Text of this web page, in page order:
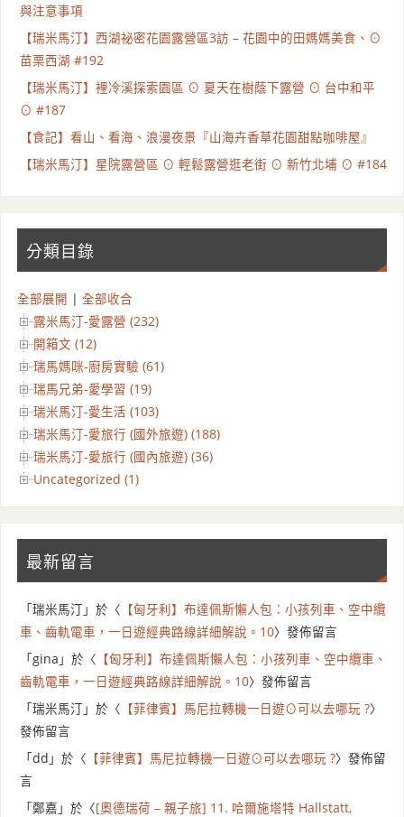
與注意事項
【瑞米馬汀】西湖祕密花園露營區3訪 – 花園中的田媽媽美食、⊙
苗栗西湖 #192
【瑞米馬汀】裡冷溪探索園區 ⊙ 夏天在樹蔭下露營 ⊙ 台中和平
⊙ #187
【食記】看山、看海、浪漫夜景『山海卉香草花園甜點咖啡屋』
【瑞米馬汀】星院露營區 ⊙ 輕鬆露營逛老街 ⊙ 新竹北埔 ⊙ #184
分類目錄
全部展開 | 全部收合
露米馬汀-愛露營 (232)
開箱文 (12)
瑞馬媽咪-廚房實驗 (61)
瑞馬兄弟-愛學習 (19)
瑞米馬汀-愛生活 (103)
瑞米馬汀-愛旅行 (國外旅遊) (188)
瑞米馬汀-愛旅行 (國內旅遊) (36)
Uncategorized (1)
最新留言
「瑞米馬汀 」於〈 【匈牙利】布達佩斯懶人包：小孩列車、空中纜
車、齒軌電車，一日遊經典路線詳細解說。10〉發佈留言
「gina 」於〈 【匈牙利】布達佩斯懶人包：小孩列車、空中纜車、
齒軌電車，一日遊經典路線詳細解說。10〉發佈留言
「瑞米馬汀 」於〈 【菲律賓】馬尼拉轉機一日遊⊙可以去哪玩 ?〉
發佈留言
「dd 」於〈 【菲律賓】馬尼拉轉機一日遊⊙可以去哪玩 ?〉發佈留
言
「鄭嘉 」於〈[奧德瑞荷 – 親子旅] 11. 哈爾施塔特 Hallstatt,